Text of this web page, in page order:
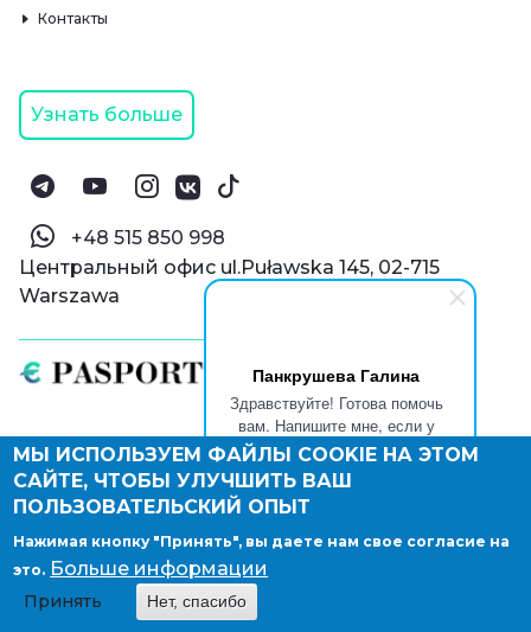
Панкрушева Галина
Здравствуйте! Готова помочь
вам. Напишите мне, если у
вас появятся вопросы.
© Паспорт Онлайн 2019—2026
Политика конфиденциальности
Оферта и конфиденциальность:РФ
Правовые документы
Депонирование логотипа компании
Контакты
Узнать больше
‪+48 515 850 998‬
Центральный офис ul.Puławska 145, 02-715
Warszawa
МЫ ИСПОЛЬЗУЕМ ФАЙЛЫ COOKIE НА ЭТОМ
САЙТЕ, ЧТОБЫ УЛУЧШИТЬ ВАШ
ПОЛЬЗОВАТЕЛЬСКИЙ ОПЫТ
Нажимая кнопку "Принять", вы даете нам свое согласие на
это. Больше информации
Принять Нет, спасибо